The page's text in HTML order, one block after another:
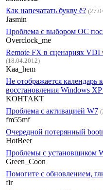
Как напечатать букву ё?
Jasmin
Проблема с выбором ОС
Overclock_me
Remote FX в сценариях
(18.04.2012)
Kaa_hem
Не отображается календарь
восстановления Windows XP
KOHTAKT
Проблема с активацией W7
fm55mf
Очередной потерянный
HotBeer
Проблемы с установщиком
Green_Coon
Помогите с обновлением,
fir